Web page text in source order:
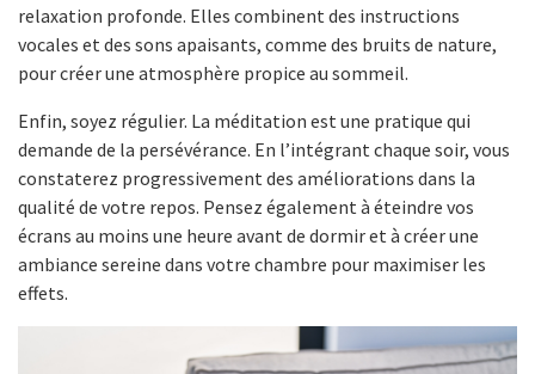
relaxation profonde. Elles combinent des instructions
vocales et des sons apaisants, comme des bruits de nature,
pour créer une atmosphère propice au sommeil.
Enfin, soyez régulier. La méditation est une pratique qui
demande de la persévérance. En l’intégrant chaque soir, vous
constaterez progressivement des améliorations dans la
qualité de votre repos. Pensez également à éteindre vos
écrans au moins une heure avant de dormir et à créer une
ambiance sereine dans votre chambre pour maximiser les
effets.